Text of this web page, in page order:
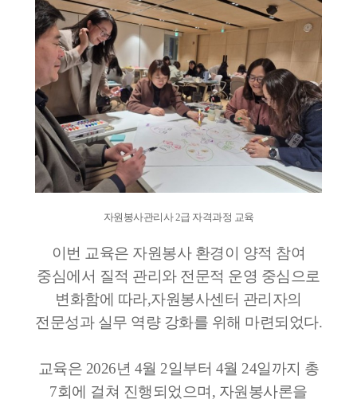
자원봉사관리사 2급 자격과정 교육
이번 교육은 자원봉사 환경이 양적 참여
중심에서 질적 관리와 전문적 운영 중심으로
변화함에 따라,자원봉사센터 관리자의
전문성과 실무 역량 강화를 위해 마련되었다.
교육은 2026년 4월 2일부터 4월 24일까지 총
7회에 걸쳐 진행되었으며, 자원봉사론을